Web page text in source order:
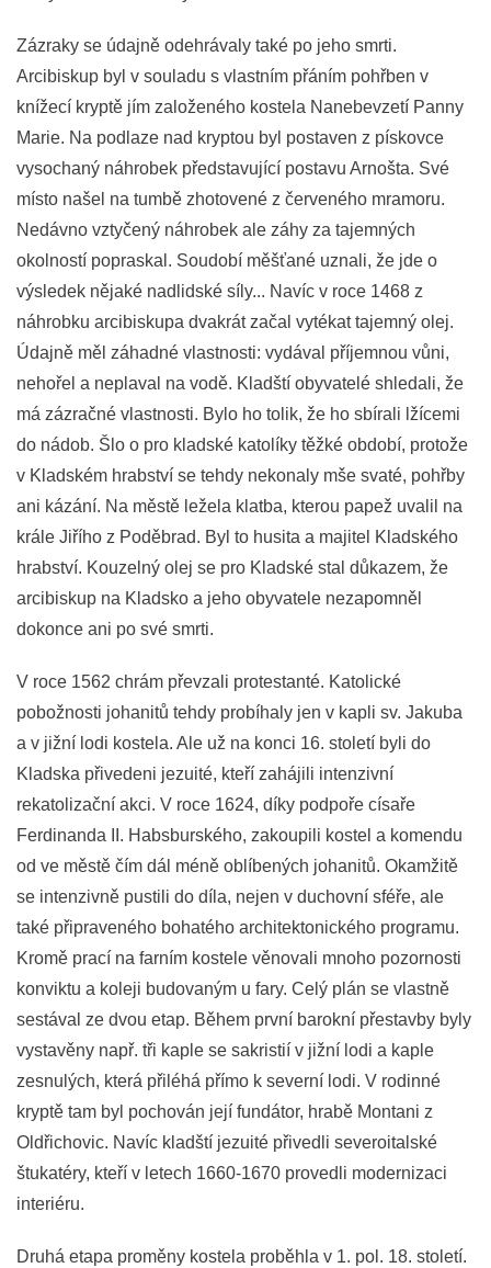
Zázraky se údajně odehrávaly také po jeho smrti.
Arcibiskup byl v souladu s vlastním přáním pohřben v
knížecí kryptě jím založeného kostela Nanebevzetí Panny
Marie. Na podlaze nad kryptou byl postaven z pískovce
vysochaný náhrobek představující postavu Arnošta. Své
místo našel na tumbě zhotovené z červeného mramoru.
Nedávno vztyčený náhrobek ale záhy za tajemných
okolností popraskal. Soudobí měšťané uznali, že jde o
výsledek nějaké nadlidské síly... Navíc v roce 1468 z
náhrobku arcibiskupa dvakrát začal vytékat tajemný olej.
Údajně měl záhadné vlastnosti: vydával příjemnou vůni,
nehořel a neplaval na vodě. Kladští obyvatelé shledali, že
má zázračné vlastnosti. Bylo ho tolik, že ho sbírali lžícemi
do nádob. Šlo o pro kladské katolíky těžké období, protože
v Kladském hrabství se tehdy nekonaly mše svaté, pohřby
ani kázání. Na městě ležela klatba, kterou papež uvalil na
krále Jiřího z Poděbrad. Byl to husita a majitel Kladského
hrabství. Kouzelný olej se pro Kladské stal důkazem, že
arcibiskup na Kladsko a jeho obyvatele nezapomněl
dokonce ani po své smrti.
V roce 1562 chrám převzali protestanté. Katolické
pobožnosti johanitů tehdy probíhaly jen v kapli sv. Jakuba
a v jižní lodi kostela. Ale už na konci 16. století byli do
Kladska přivedeni jezuité, kteří zahájili intenzivní
rekatolizační akci. V roce 1624, díky podpoře císaře
Ferdinanda II. Habsburského, zakoupili kostel a komendu
od ve městě čím dál méně oblíbených johanitů. Okamžitě
se intenzivně pustili do díla, nejen v duchovní sféře, ale
také připraveného bohatého architektonického programu.
Kromě prací na farním kostele věnovali mnoho pozornosti
konviktu a koleji budovaným u fary. Celý plán se vlastně
sestával ze dvou etap. Během první barokní přestavby byly
vystavěny např. tři kaple se sakristií v jižní lodi a kaple
zesnulých, která přiléhá přímo k severní lodi. V rodinné
kryptě tam byl pochován její fundátor, hrabě Montani z
Oldřichovic. Navíc kladští jezuité přivedli severoitalské
štukatéry, kteří v letech 1660-1670 provedli modernizaci
interiéru.
Druhá etapa proměny kostela proběhla v 1. pol. 18. století.